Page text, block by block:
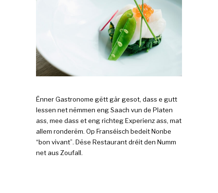
Ënner Gastronome gëtt gär gesot, dass e gutt
Iessen net nëmmen eng Saach vun de Platen
ass, mee dass et eng richteg Experienz ass, mat
allem ronderëm. Op Franséisch bedeit Nonbe
“bon vivant”. Dëse Restaurant dréit den Numm
net aus Zoufall.